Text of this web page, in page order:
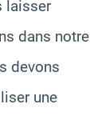
laisser
dans notre
devons
une